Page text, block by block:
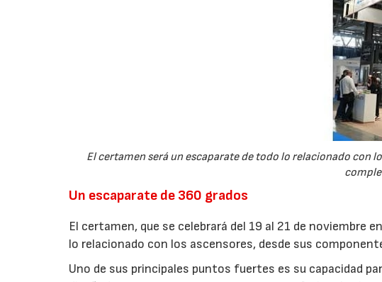
El certamen será un escaparate de todo lo relacionado con
Un escaparate de 360 grados
El certamen, que se celebrará del 19 al 21 de noviembre
lo relacionado con los ascensores, desde sus
Uno de sus principales puntos fuertes es su capacidad